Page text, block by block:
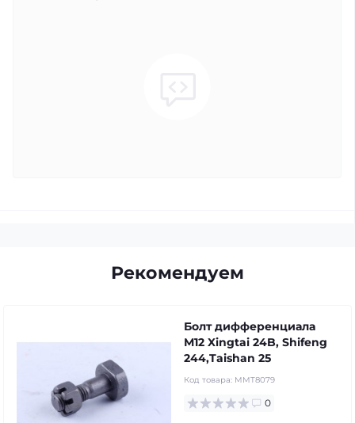
Рекомендуем
Болт дифференциала
М12 Xingtai 24B, Shifeng
244,Taishan 25
Код товара: MMT8079
0